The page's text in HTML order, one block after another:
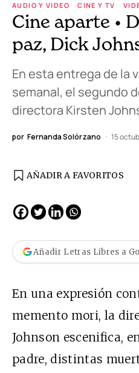
AUDIO Y VIDEO CINE Y TV
Cine aparte •
paz, Dick
En esta entrega de la
semanal, el segundo
directora Kirsten
por Fernanda Solórzano 15
AÑADIR A FAVORITOS
Añadir Letras Libres a
En una expresión
memento mori, la
Johnson escenifica,
padre, distintas